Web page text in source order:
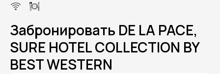
Забронировать DE LA PACE,
SURE HOTEL COLLECTION BY
BEST WESTERN